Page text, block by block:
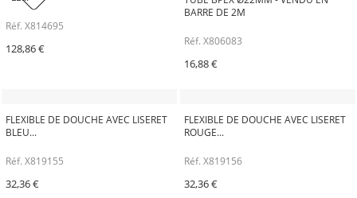
Réf. X814695
128,86 €
BARRE DE 2M
Réf. X806083
16,88 €
FLEXIBLE DE DOUCHE AVEC LISERET
BLEU...
Réf. X819155
32,36 €
FLEXIBLE DE DOUCHE AVEC LISERET
ROUGE...
Réf. X819156
32,36 €